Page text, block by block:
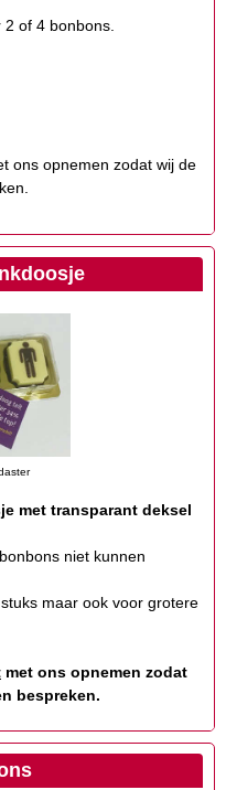
of 4 bonbons.
ons opnemen zodat wij de
met transparant deksel
niet kunnen
maar ook voor grotere
met ons opnemen zodat
bespreken.